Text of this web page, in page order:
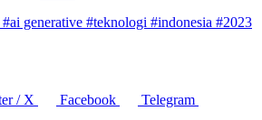
#ai generative #teknologi #indonesia #2023
/ X Facebook
Telegram